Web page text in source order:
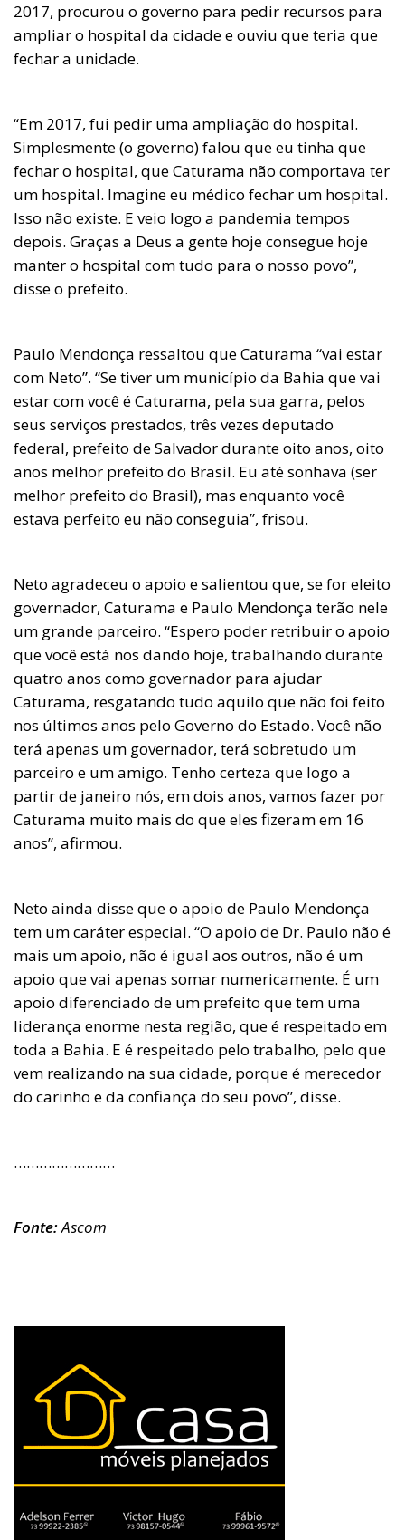
2017, procurou o governo para pedir recursos para
ampliar o hospital da cidade e ouviu que teria que
fechar a unidade.
“Em 2017, fui pedir uma ampliação do hospital.
Simplesmente (o governo) falou que eu tinha que
fechar o hospital, que Caturama não comportava ter
um hospital. Imagine eu médico fechar um hospital.
Isso não existe. E veio logo a pandemia tempos
depois. Graças a Deus a gente hoje consegue hoje
manter o hospital com tudo para o nosso povo”,
disse o prefeito.
Paulo Mendonça ressaltou que Caturama “vai estar
com Neto”. “Se tiver um município da Bahia que vai
estar com você é Caturama, pela sua garra, pelos
seus serviços prestados, três vezes deputado
federal, prefeito de Salvador durante oito anos, oito
anos melhor prefeito do Brasil. Eu até sonhava (ser
melhor prefeito do Brasil), mas enquanto você
estava perfeito eu não conseguia”, frisou.
Neto agradeceu o apoio e salientou que, se for eleito
governador, Caturama e Paulo Mendonça terão nele
um grande parceiro. “Espero poder retribuir o apoio
que você está nos dando hoje, trabalhando durante
quatro anos como governador para ajudar
Caturama, resgatando tudo aquilo que não foi feito
nos últimos anos pelo Governo do Estado. Você não
terá apenas um governador, terá sobretudo um
parceiro e um amigo. Tenho certeza que logo a
partir de janeiro nós, em dois anos, vamos fazer por
Caturama muito mais do que eles fizeram em 16
anos”, afirmou.
Neto ainda disse que o apoio de Paulo Mendonça
tem um caráter especial. “O apoio de Dr. Paulo não é
mais um apoio, não é igual aos outros, não é um
apoio que vai apenas somar numericamente. É um
apoio diferenciado de um prefeito que tem uma
liderança enorme nesta região, que é respeitado em
toda a Bahia. E é respeitado pelo trabalho, pelo que
vem realizando na sua cidade, porque é merecedor
do carinho e da confiança do seu povo”, disse.
……………………
Fonte:Ascom